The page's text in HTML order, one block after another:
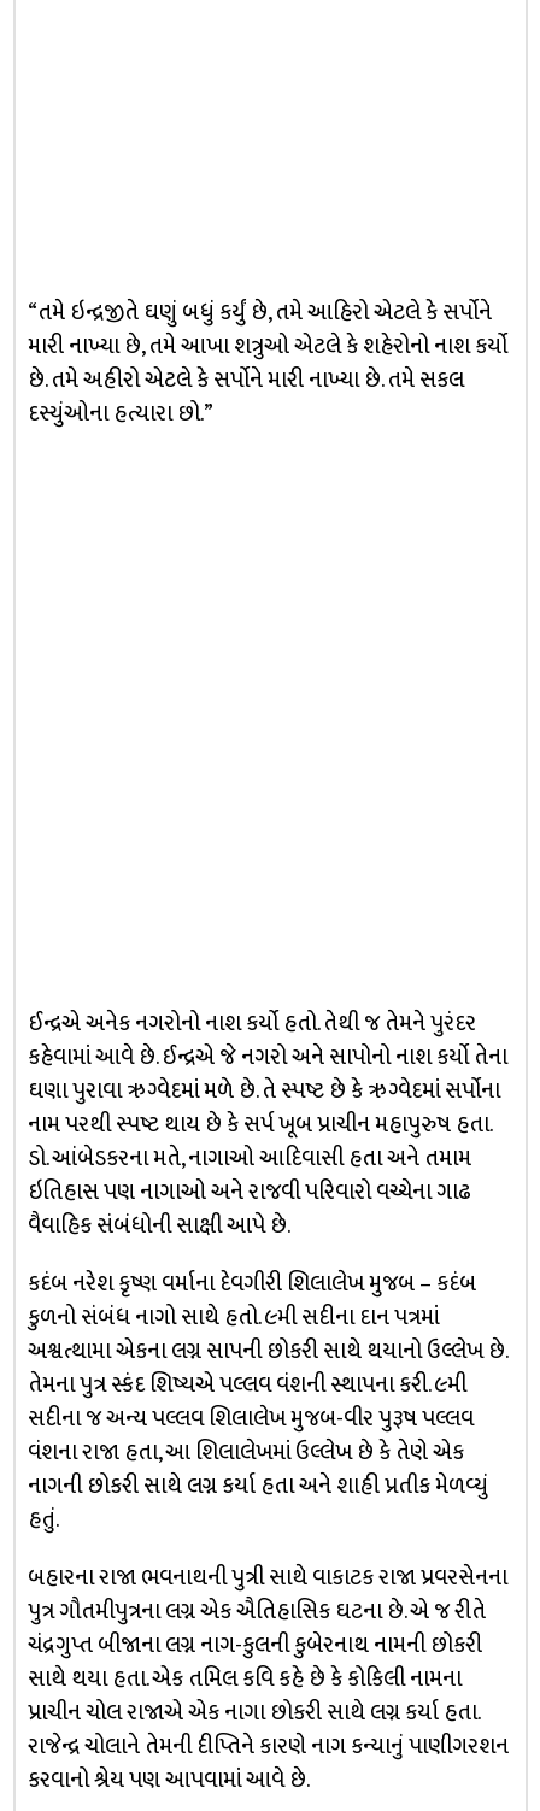
“તમે ઇન્દ્રજીતે ઘણું બધું કર્યું છે, તમે આહિરો એટલે કે સર્પોને
મારી નાખ્યા છે, તમે આખા શત્રુઓ એટલે કે શહેરોનો નાશ કર્યો
છે. તમે અહીરો એટલે કે સર્પોને મારી નાખ્યા છે. તમે સકલ
દસ્યુંઓના હત્યારા છો.”
ઈન્દ્રએ અનેક નગરોનો નાશ કર્યો હતો. તેથી જ તેમને પુરંદર
કહેવામાં આવે છે. ઈન્દ્રએ જે નગરો અને સાપોનો નાશ કર્યો તેના
ઘણા પુરાવા ઋગ્વેદમાં મળે છે. તે સ્પષ્ટ છે કે ઋગ્વેદમાં સર્પોના
નામ પરથી સ્પષ્ટ થાય છે કે સર્પ ખૂબ પ્રાચીન મહાપુરુષ હતા.
ડો. આંબેડકરના મતે, નાગાઓ આદિવાસી હતા અને તમામ
ઇતિહાસ પણ નાગાઓ અને રાજવી પરિવારો વચ્ચેના ગાઢ
વૈવાહિક સંબંધોની સાક્ષી આપે છે.
કદંબ નરેશ કૃષ્ણ વર્માના દેવગીરી શિલાલેખ મુજબ – કદંબ
કુળનો સંબંધ નાગો સાથે હતો. ૯મી સદીના દાન પત્રમાં
અશ્વત્થામા એકના લગ્ન સાપની છોકરી સાથે થયાનો ઉલ્લેખ છે.
તેમના પુત્ર સ્કંદ શિષ્યએ પલ્લવ વંશની સ્થાપના કરી. ૯મી
સદીના જ અન્ય પલ્લવ શિલાલેખ મુજબ-વીર પુરૂષ પલ્લવ
વંશના રાજા હતા, આ શિલાલેખમાં ઉલ્લેખ છે કે તેણે એક
નાગની છોકરી સાથે લગ્ન કર્યા હતા અને શાહી પ્રતીક મેળવ્યું
હતું.
બહારના રાજા ભવનાથની પુત્રી સાથે વાકાટક રાજા પ્રવરસેનના
પુત્ર ગૌતમીપુત્રના લગ્ન એક ઐતિહાસિક ઘટના છે. એ જ રીતે
ચંદ્રગુપ્ત બીજાના લગ્ન નાગ-કુલની કુબેરનાથ નામની છોકરી
સાથે થયા હતા. એક તમિલ કવિ કહે છે કે કોકિલી નામના
પ્રાચીન ચોલ રાજાએ એક નાગા છોકરી સાથે લગ્ન કર્યા હતા.
રાજેન્દ્ર ચોલાને તેમની દીપ્તિને કારણે નાગ કન્યાનું પાણીગરશન
કરવાનો શ્રેય પણ આપવામાં આવે છે.